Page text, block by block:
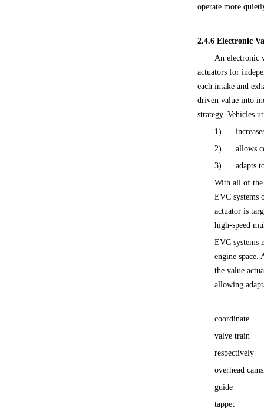
operate more
2.4.6 Electronic
An electronic
actuators for
each intake and
driven value into
strategy. Vehicles
1) increases
2) allows
3) adapts to
With all of the
EVC systems
actuator is
high-speed
EVC systems
engine space.
the value
allowing
valve
overhead
guide
tappet